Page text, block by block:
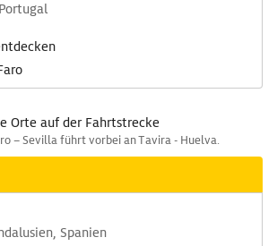
Orte auf der Fahrtstrecke
– Sevilla führt vorbei an Tavira - Huelva.
Spanien